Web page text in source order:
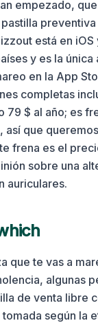
empezado,
está en
y es la
en la App
completas
79 $ al año; es
así que
frena es el
sobre una
auriculares.
que te vas a
algunas
de venta libre
según la